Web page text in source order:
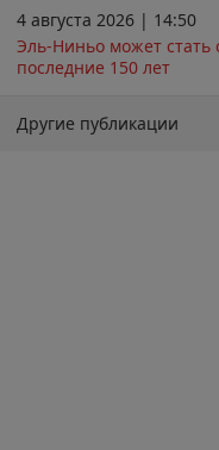
4 августа 2026 | 14:50
Эль-Ниньо может
последние 150 лет
Другие публикации